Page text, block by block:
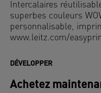
Intercalaires
superbes couleurs
personnalisable,
www.leitz.com/
DÉVELOPPER
Achetez